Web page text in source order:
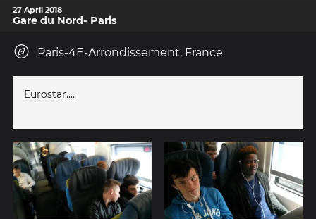
27 April 2018
Gare du Nord- Paris
Paris-4E-Arrondissement, France
Eurostar....